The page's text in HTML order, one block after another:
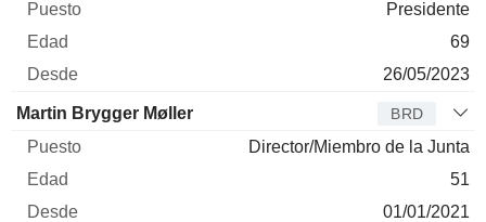
Presidente
69
26/05/2023
Martin Brygger Møller BRD
Director/Miembro de la Junta
51
01/01/2021